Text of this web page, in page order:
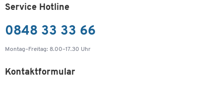
Service Hotline
0848 33 33 66
Montag–Freitag: 8.00–17.30 Uhr
Kontaktformular